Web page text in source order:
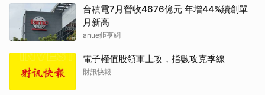
台積電7月營收4676億元 年增44%續創單
月新高
anue鉅亨網
電子權值股領軍上攻，指數攻克季線
財訊快報